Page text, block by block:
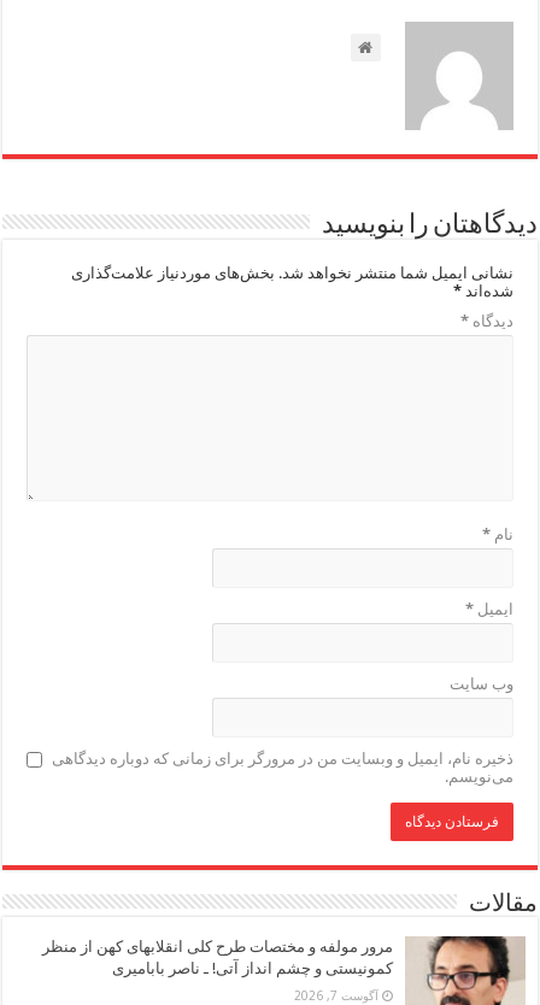
دیدگاهتان را بنویسید
نشانی ایمیل شما منتشر نخواهد شد. بخش‌های موردنیاز علامت‌گذاری
شده‌اند*
دیدگاه*
نام*
ایمیل*
وب‌ سایت
ذخیره نام، ایمیل و وبسایت من در مرورگر برای زمانی که دوباره دیدگاهی
می‌نویسم.
مقالات
مرور مولفه و مختصات طرح کلی انقلابهای کهن از منظر
کمونیستی و چشم انداز آتی! ـ ناصر بابامیری
آگوست 7, 2026